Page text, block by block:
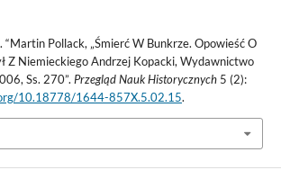
Pollack, „Śmierć W Bunkrze. Opowieść O
Z Niemieckiego Andrzej Kopacki, Wydawnictwo
Ss. 270”. Przegląd Nauk Historycznych5 (2):
10.18778/1644-857X.5.02.15.